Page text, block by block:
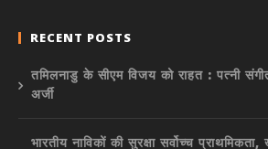
RECENT POSTS
तमिलनाडु के सीएम विजय को राहत : पत्नी
अर्जी
भारतीय नाविकों की सुरक्षा सर्वोच्च